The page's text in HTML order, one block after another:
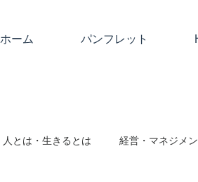
ホーム パンフレット
人とは・生きるとは 経営・マネジメン